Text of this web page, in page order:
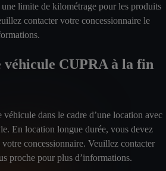
limite de kilométrage pour les produits
contacter votre concessionnaire le
CUPRA à la fin
dans le cadre d’une location avec
En location longue durée, vous devez
concessionnaire. Veuillez contacter
proche pour plus d’informations.